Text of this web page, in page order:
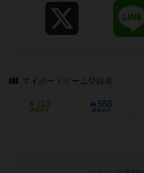
マイボードゲーム登録者
110
興味あり
558
経験あり